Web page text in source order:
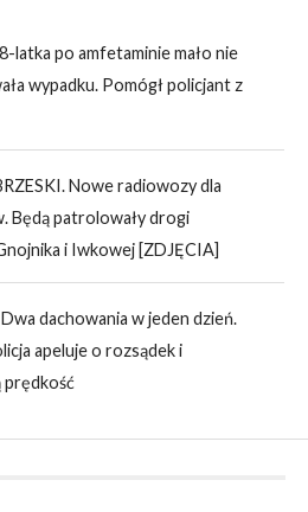
latka po amfetaminie mało nie
wypadku. Pomógł policjant z
Nowe radiowozy dla
Będą patrolowały drogi
i Iwkowej [ZDJĘCIA]
dachowania w jeden dzień.
apeluje o rozsądek i
prędkość